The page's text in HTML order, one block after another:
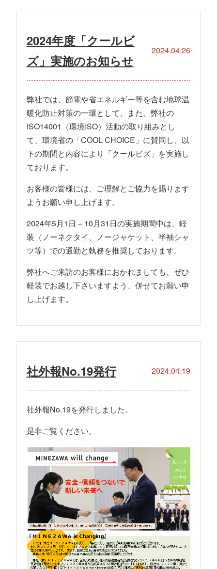
2024年度「クールビ
ズ」実施のお知らせ
2024.04.26
弊社では、節電や省エネルギー等を含む地球温
暖化防止対策の一環として、また、弊社の
ISO14001（環境ISO）活動の取り組みとし
て、環境省の「COOL CHOICE」に賛同し、以
下の期間と内容により「クールビズ」を実施し
ております。
お客様の皆様には、ご理解とご協力を賜ります
ようお願い申し上げます。
2024年5月1日 – 10月31日の実施期間中は、軽
装（ノーネクタイ、ノージャケット、半袖シャ
ツ等）での通勤と執務を推奨しております。
弊社へご来訪のお客様におかれましても、ぜひ
軽装でお越し下さいますよう、併せてお願い申
し上げます。
社外報No.19発行 2024.04.19
社外報No.19を発行しました。
是非ご覧ください。